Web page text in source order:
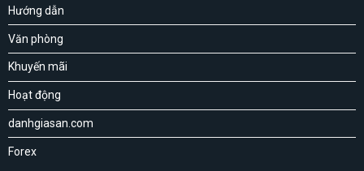
Hướng dẫn
Văn phòng
Khuyến mãi
Hoạt động
danhgiasan.com
Forex